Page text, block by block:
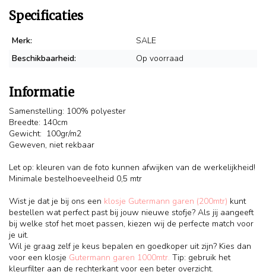
Specificaties
Merk:
SALE
Beschikbaarheid:
Op voorraad
Informatie
Samenstelling: 100% polyester
Breedte: 140cm
Gewicht: 100gr/m2
Geweven, niet rekbaar
Let op: kleuren van de foto kunnen afwijken van de werkelijkheid!
Minimale bestelhoeveelheid 0,5 mtr
Wist je dat je bij ons een klosje Gutermann garen (200mtr) kunt
bestellen wat perfect past bij jouw nieuwe stofje? Als jij aangeeft
bij welke stof het moet passen, kiezen wij de perfecte match voor
je uit.
Wil je graag zelf je keus bepalen en goedkoper uit zijn? Kies dan
voor een klosje Gutermann garen 1000mtr. Tip: gebruik het
kleurfilter aan de rechterkant voor een beter overzicht.